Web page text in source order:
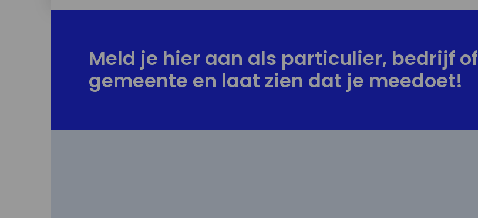
Meld je hier aan als particulier, bedrijf of
gemeente en laat zien dat je meedoet!